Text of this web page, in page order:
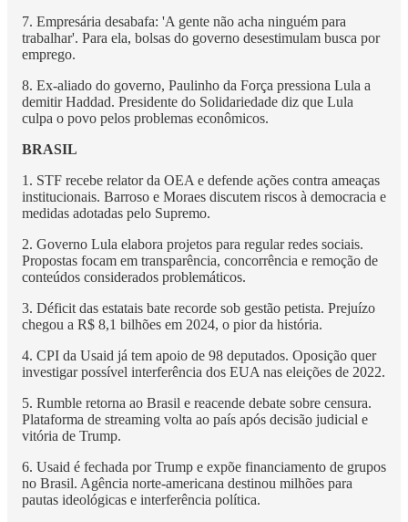
7. Empresária desabafa: 'A gente não acha ninguém para
trabalhar'. Para ela, bolsas do governo desestimulam busca por
emprego.
8. Ex-aliado do governo, Paulinho da Força pressiona Lula a
demitir Haddad. Presidente do Solidariedade diz que Lula
culpa o povo pelos problemas econômicos.
BRASIL
1. STF recebe relator da OEA e defende ações contra ameaças
institucionais. Barroso e Moraes discutem riscos à democracia e
medidas adotadas pelo Supremo.
2. Governo Lula elabora projetos para regular redes sociais.
Propostas focam em transparência, concorrência e remoção de
conteúdos considerados problemáticos.
3. Déficit das estatais bate recorde sob gestão petista. Prejuízo
chegou a R$ 8,1 bilhões em 2024, o pior da história.
4. CPI da Usaid já tem apoio de 98 deputados. Oposição quer
investigar possível interferência dos EUA nas eleições de 2022.
5. Rumble retorna ao Brasil e reacende debate sobre censura.
Plataforma de streaming volta ao país após decisão judicial e
vitória de Trump.
6. Usaid é fechada por Trump e expõe financiamento de grupos
no Brasil. Agência norte-americana destinou milhões para
pautas ideológicas e interferência política.